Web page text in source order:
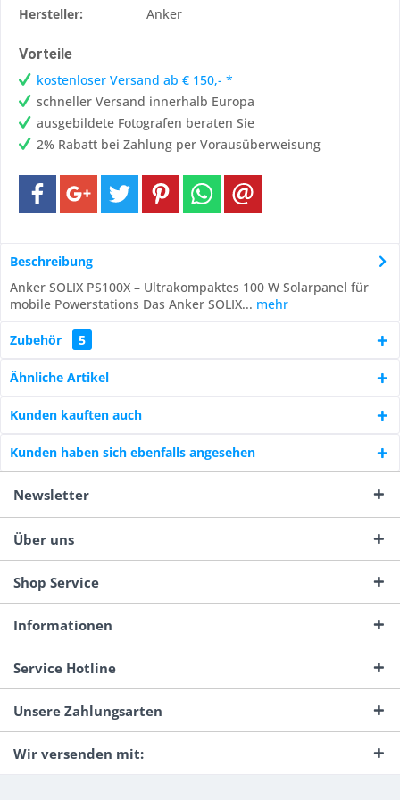
Hersteller:
Anker
Vorteile
kostenloser Versand ab € 150,- *
schneller Versand innerhalb Europa
ausgebildete Fotografen beraten Sie
2% Rabatt bei Zahlung per Vorausüberweisung
Beschreibung
Anker SOLIX PS100X – Ultrakompaktes 100 W Solarpanel für
mobile Powerstations Das Anker SOLIX... mehr
Zubehör 5
Ähnliche Artikel
Kunden kauften auch
Kunden haben sich ebenfalls angesehen
Newsletter
Über uns
Shop Service
Informationen
Service Hotline
Unsere Zahlungsarten
Wir versenden mit: